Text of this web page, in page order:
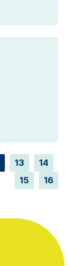
13
14
15
16